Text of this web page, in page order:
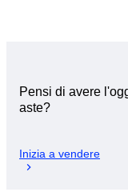
Pensi di avere
aste?
Inizia a vendere